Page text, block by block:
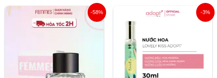
-58%
Giá
gốc
là:
hiện
tại
-3%
Giá
gốc
495.000 ₫.
479.000 ₫.